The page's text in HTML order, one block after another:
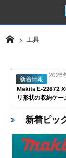
工具
新着情報
Makita E-22872
リ形状の収納ケー
2026
新着ピッ